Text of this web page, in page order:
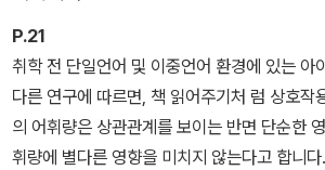
잘 알고 있다. 게다가 영어권 환경이 곧 영어 잘
믿는 부모들 마음 또한 모르지 않기에, 영어 유
에서 엄마표 영어로 쉽고 재밌게, 효과적으로
을 알려주고자 이 책을 썼다.
P.21
취학 전 단일언어 및 이중언어 환경에 있는 아
다른 연구에 따르면, 책 읽어주기처 럼 상호작
의 어휘량은 상관관계를 보이는 반면 단순한
휘량에 별다른 영향을 미치지 않는다고 합니